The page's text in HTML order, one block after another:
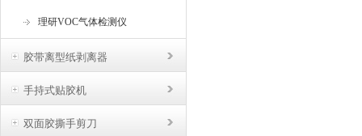
理研VOC气体检测仪
胶带离型纸剥离器
手持式贴胶机
双面胶撕手剪刀